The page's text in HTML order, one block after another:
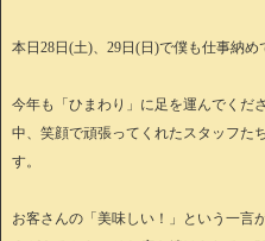
本日28日(土)、29日(日)で僕も仕事納め
今年も「ひまわり」に足を運んでくだ
中、笑顔で頑張ってくれたスタッフた
す。
お客さんの「美味しい！」という一言